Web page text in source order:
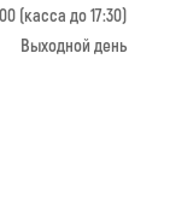
(касса до 17:30)
Выходной день